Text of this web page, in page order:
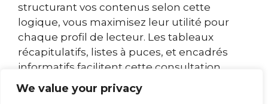
We value your privacy
structurant vos contenus selon cette
logique, vous maximisez leur utilité pour
chaque profil de lecteur. Les tableaux
récapitulatifs, listes à puces, et encadrés
informatifs facilitent cette consultation
multiniveaux.